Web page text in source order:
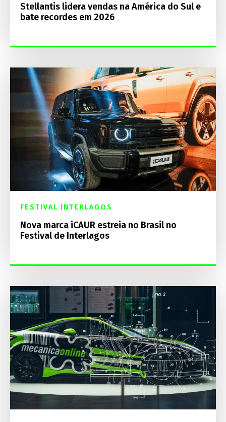
Stellantis lidera vendas na América do Sul e
bate recordes em 2026
FESTIVAL INTERLAGOS
Nova marca iCAUR estreia no Brasil no
Festival de Interlagos